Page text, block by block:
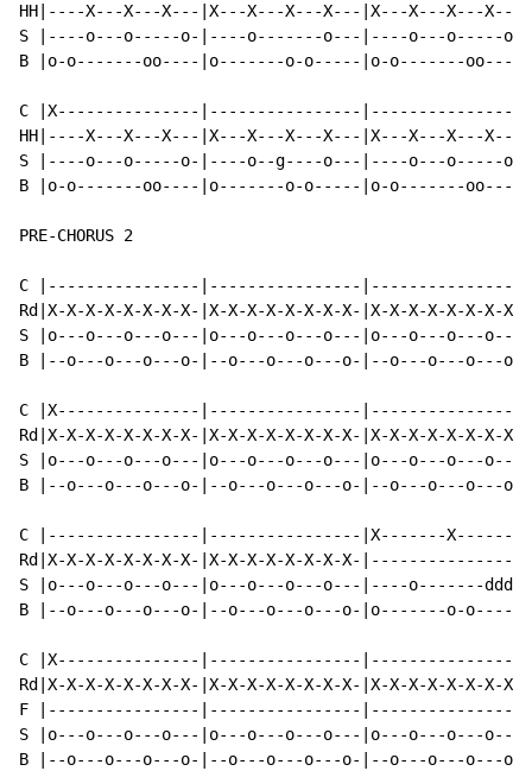
HH|----X---X---X---|X---X---X---X---|X---X---X---
S |----o---o-----o-|----o-------o---|----o---o-----
B |o-o-------oo----|o-------o-o-----|o-o-------
C |X---------------|----------------
HH|----X---X---X---|X---X---X---X---|X---X---X---
S |----o---o-----o-|----o--g----o---|----o---o-----o-
B |o-o-------oo----|o-------o-o-----|o-o-------oo----
PRE-CHORUS 2
C |----------------|----------------|----------------
Rd|X-X-X-X-X-X-X-X-|X-X-X-X-X-X-X-X-|X-X-X-X-X-X-X-
S |o---o---o---o---|o---o---o---o---|o---o---o---
B |--o---o---o---o-|--o---o---o---o-|--o---o---o---
C |X---------------|----------------|----------------
Rd|X-X-X-X-X-X-X-X-|X-X-X-X-X-X-X-X-|X-X-X-X-X-X-
S |o---o---o---o---|o---o---o---o---|o---o---o---o---
B |--o---o---o---o-|--o---o---o---o-|--o---o---o---
C |----------------|----------------|X-------X-------
Rd|X-X-X-X-X-X-X-X-|X-X-X-X-X-X-X-X-
S |o---o---o---o---|o---o---o---o---|----o-------
B |--o---o---o---o-|--o---o---o---o-|o-------o-
C |X---------------|----------------|----------------
Rd|X-X-X-X-X-X-X-X-|X-X-X-X-X-X-X-X-|X-X-X-X-X-
F |----------------|----------------|----------------|--
S |o---o---o---o---|o---o---o---o---|o---o---o---o---
B |--o---o---o---o-|--o---o---o---o-|--o---o---o---